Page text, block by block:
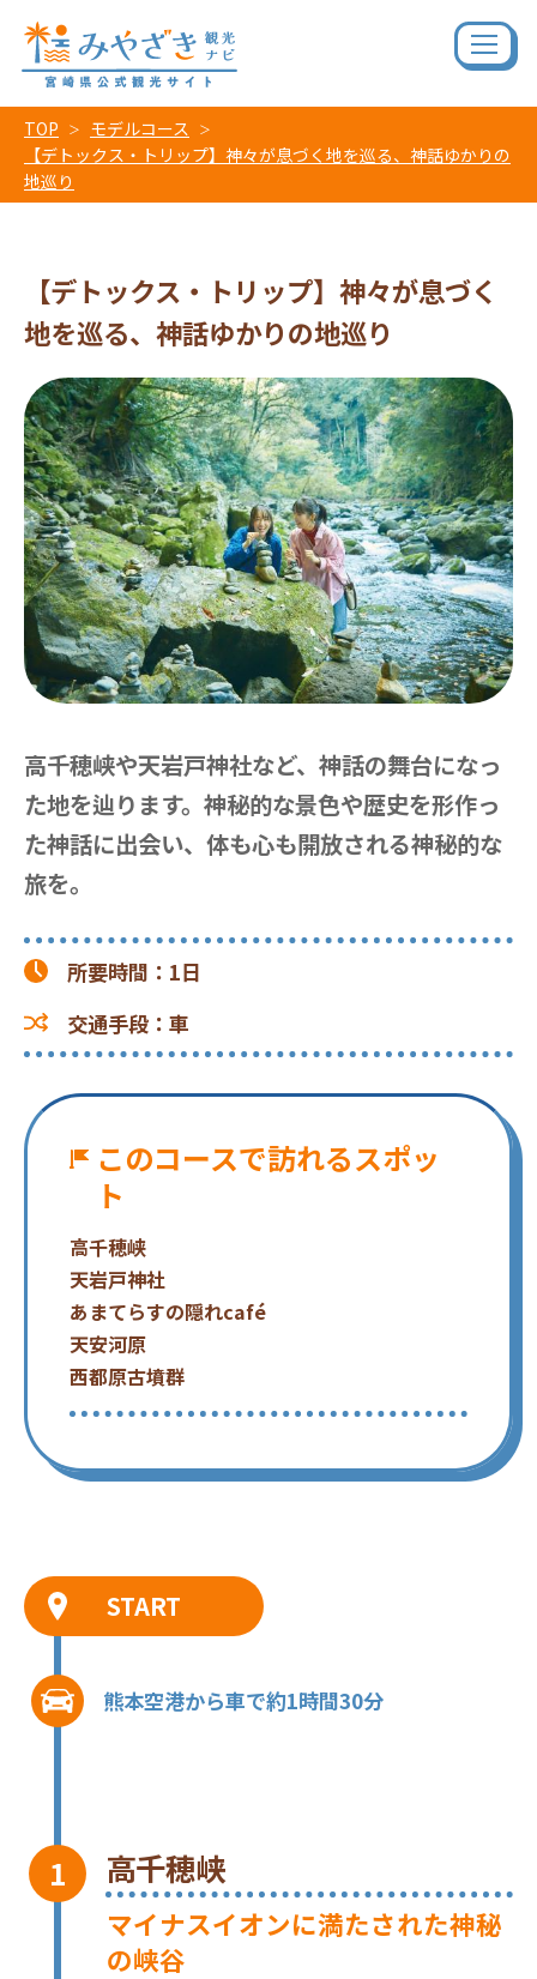
TOP
モデルコース
【デトックス・トリップ】神々が息づく地を巡る、神話ゆかりの
地巡り
【デトックス・トリップ】神々が息づく
地を巡る、神話ゆかりの地巡り
高千穂峡や天岩戸神社など、神話の舞台になっ
た地を辿ります。神秘的な景色や歴史を形作っ
た神話に出会い、体も心も開放される神秘的な
旅を。
所要時間 ： 1日
交通手段 ： 車
このコースで訪れるスポッ
ト
高千穂峡
天岩戸神社
あまてらすの隠れcafé
天安河原
西都原古墳群
START
熊本空港から車で約1時間30分
高千穂峡
マイナスイオンに満たされた神秘
の峡谷